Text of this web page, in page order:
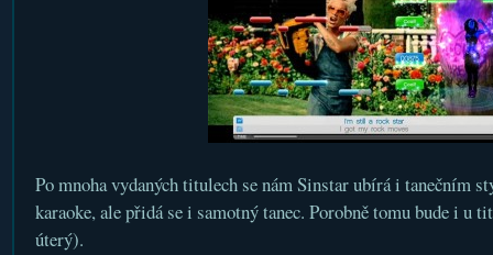
Po mnoha vydaných titulech se nám Sinstar ubírá i tanečním
karaoke, ale přidá se i samotný tanec. Porobně tomu bude i u
úterý).